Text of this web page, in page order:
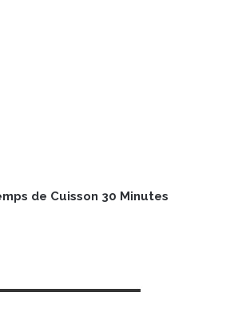
de Cuisson 30 Minutes